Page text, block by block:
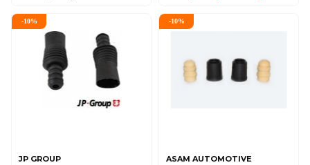
-10%
JP GROUP
-10%
ASAM AUTOMOTIVE